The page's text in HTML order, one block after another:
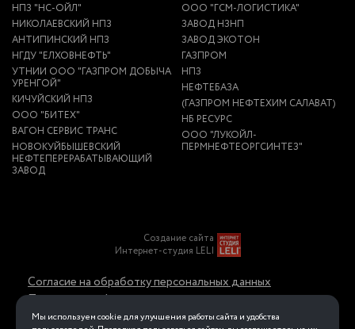
НПЗ "НС-ОЙЛ"
НИКОЛАЕВСКИЙ НПЗ
АНТИПИНСКИЙ НПЗ
НГДУ "ЕЛХОВНЕФТЬ"
УТНИИ ООО "ГАЗПРОМ ДОБЫЧА
УРЕНГОЙ"
КИЧУЙСКИЙ НПЗ
ООО "БИТЕХ"
ВАГОН СЕРВИС ТРАНС
НОВОКУЙБЫШЕВСКИЙ
НЕФТЕПЕРЕРАБАТЫВАЮЩИЙ
ЗАВОД
ООО "ГСМ-ЛОГИСТИКА"
ЗАВОД НЗНП
ЗАВОД ЭКОТОН
ГАЗПРОМ
НПЗ
НЕФТЕБАЗА
(ГАЗПРОМ НЕФТЕХИМ САЛАВАТ)
НБ РЕСУРС
ООО "ЛУКОЙЛ-
ПЕРМНЕФТЕОРГСИНТЕЗ"
Создание сайта
Интернет-студия LELI
Согласие на обработку персональных данных
Политика конфиденциальности в отношении
обработки персональных данных
Мы используем cookie для улучшения работы сайта и удобства